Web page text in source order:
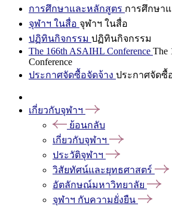
การศึกษาและหลักสูตร การศึกษา
จุฬาฯ ในสื่อ จุฬาฯ ในสื่อ
ปฏิทินกิจกรรม ปฏิทินกิจกรรม
The 166th ASAIHL Conference The
Conference
ประกาศจัดซื้อจัดจ้าง ประกาศจัดซื้
เกี่ยวกับจุฬาฯ
ย้อนกลับ
เกี่ยวกับจุฬาฯ
ประวัติจุฬาฯ
วิสัยทัศน์และยุทธศาสตร์
อัตลักษณ์มหาวิทยาลัย
จุฬาฯ กับความยั่งยืน